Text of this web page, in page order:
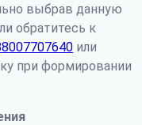
выбрав данную
обратитесь к
или
при формировании